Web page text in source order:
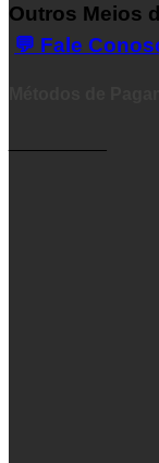
Outros Meios
💬 Fale